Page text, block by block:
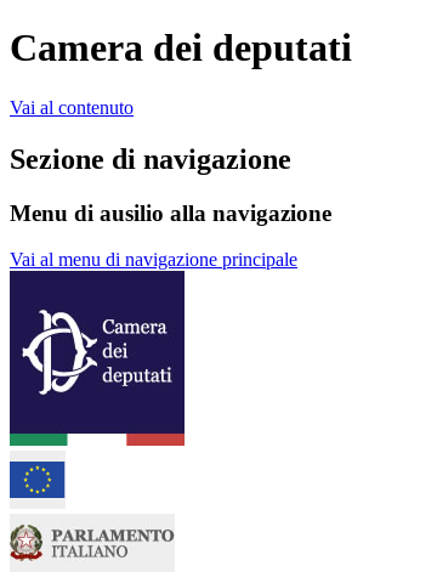
Camera dei deputati
Vai al contenuto
Sezione di navigazione
Menu di ausilio alla navigazione
Vai al menu di navigazione principale